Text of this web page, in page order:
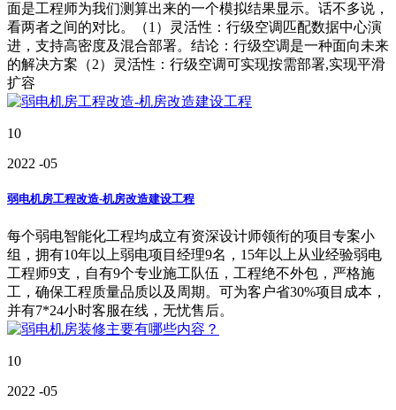
面是工程师为我们测算出来的一个模拟结果显示。话不多说，
看两者之间的对比。（1）灵活性：行级空调匹配数据中心演
进，支持高密度及混合部署。结论：行级空调是一种面向未来
的解决方案（2）灵活性：行级空调可实现按需部署,实现平滑
扩容
10
2022 -05
弱电机房工程改造-机房改造建设工程
每个弱电智能化工程均成立有资深设计师领衔的项目专案小
组，拥有10年以上弱电项目经理9名，15年以上从业经验弱电
工程师9支，自有9个专业施工队伍，工程绝不外包，严格施
工，确保工程质量品质以及周期。可为客户省30%项目成本，
并有7*24小时客服在线，无忧售后。
10
2022 -05